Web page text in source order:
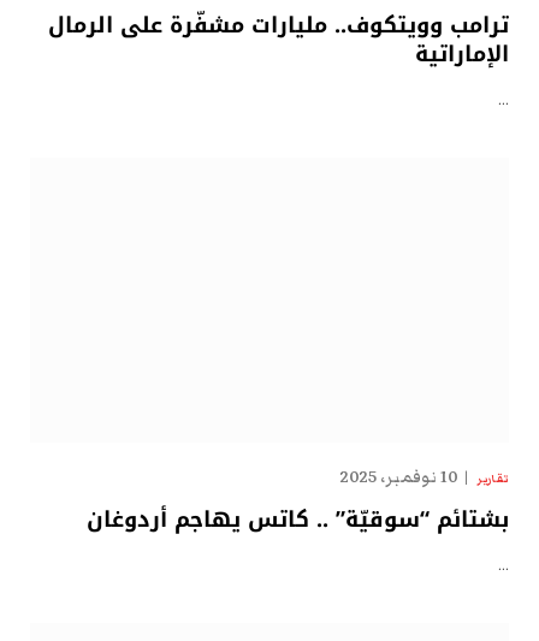
ترامب وويتكوف.. مليارات مشفّرة على الرمال
الإماراتية
…
تقارير 10 نوفمبر، 2025
بشتائم “سوقيّة” .. كاتس يهاجم أردوغان
…